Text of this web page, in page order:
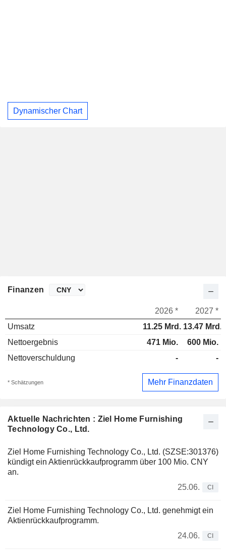
Dynamischer Chart
Aktuelle Nachrichten : Ziel Home Furnishing
Technology Co., Ltd.
Ziel Home Furnishing Technology Co., Ltd. (SZSE:301376)
kündigt ein Aktienrückkaufprogramm über 100 Mio. CNY
an.
25.06.
CI
Ziel Home Furnishing Technology Co., Ltd. genehmigt ein
Aktienrückkaufprogramm.
24.06.
CI
Finanzen
2026 *
2027 *
Umsatz
11.25 Mrd. 13.47 Mrd.
Nettoergebnis
471 Mio.
600 Mio.
Nettoverschuldung
- -
* Schätzungen Mehr Finanzdaten